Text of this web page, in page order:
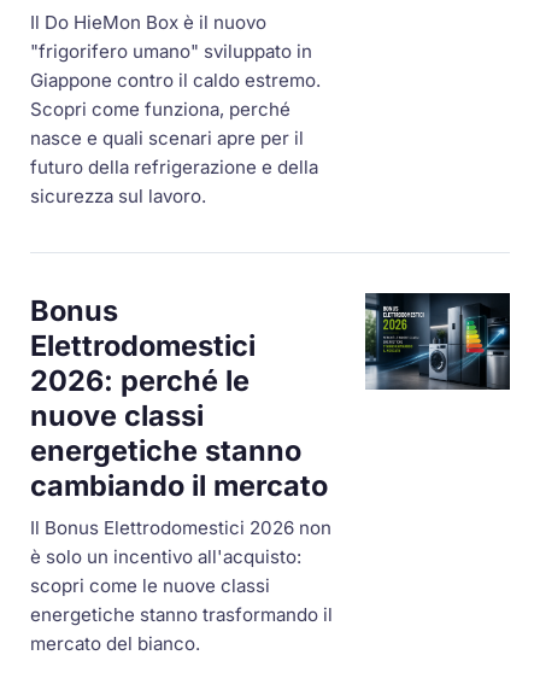
Il Do HieMon Box è il nuovo
"frigorifero umano" sviluppato in
Giappone contro il caldo estremo.
Scopri come funziona, perché
nasce e quali scenari apre per il
futuro della refrigerazione e della
sicurezza sul lavoro.
Bonus
Elettrodomestici
2026: perché le
nuove classi
energetiche stanno
cambiando il mercato
Il Bonus Elettrodomestici 2026 non
è solo un incentivo all'acquisto:
scopri come le nuove classi
energetiche stanno trasformando il
mercato del bianco.